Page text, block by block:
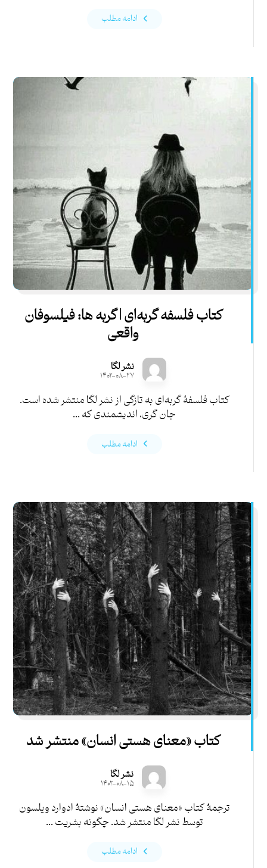
ادامه مطلب
کتاب فلسفه گربه‌ای | گربه ها: فیلسوفان
واقعی
نشر لگا
۱۴۰۲-۰۸-۲۷
کتاب فلسفۀ گربه‌ای به تازگی از نشر لگا منتشر شده‌ است.
جان گری، اندیشمندی که ...
ادامه مطلب
کتاب «معنای هستی انسان» منتشر شد
نشر لگا
۱۴۰۲-۰۸-۱۵
ترجمۀ کتاب «معنای هستی انسان» نوشتۀ ادوارد ویلسون
توسط نشر لگا منتشر شد. چگونه بشریت ...
ادامه مطلب